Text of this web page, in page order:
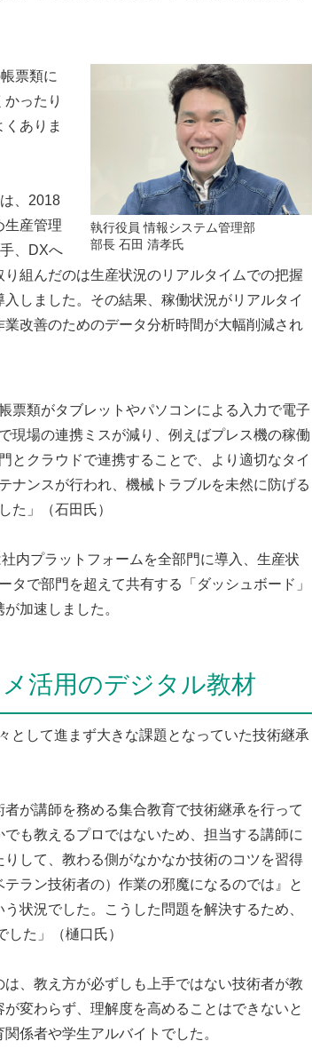
執行役員 情報システム管理部
部長 石田 清孝氏
票類に
ったり
ありま
、2018
生産管理
、DXへ
組んだのは生産状況のリアルタイムでの把握
しました。その結果、稼働状況がリアルタイ
改善のためのデータ分析時間が大幅削減され
票類がタブレットやパソコンによる入力で電子
現場の連携ミスが減り、例えばプレス機の稼働
とクラウドで連携することで、より適切なタイ
ナンスが行われ、機械トラブルを未然に防げる
た」（石田氏）
内プラットフォームを全部門に導入、生産状
タで部門を超えて共有する「ダッシュボード」
加速しました。
活用のデジタル教材
して進まず大きな課題となっていた技術継承
が講師を務める集合教育で技術継承を行って
も教えるプロではないため、担当する講師に
して、教わる側がなかなか技術のコツを習得
ラン技術者の）作業の邪魔になるのでは』と
状況でした。こうした問題を解決するため、
た」（樋口氏）
、教え方が必ずしも上手ではない技術者が教
変わらず、理解度を高めることはできないと
係者や学生アルバイトでした。